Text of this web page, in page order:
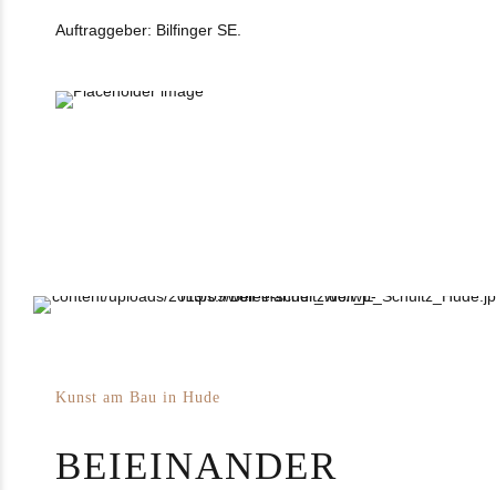
Auftraggeber: Bilfinger SE.
Kunst am Bau in Hude
BEIEINANDER